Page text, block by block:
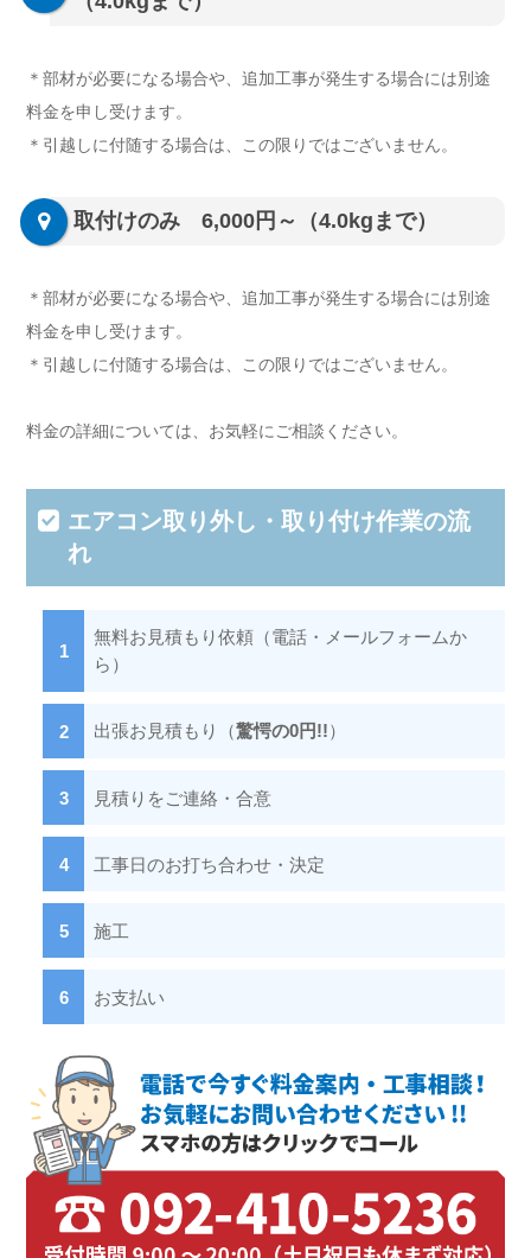
＊部材が必要になる場合や、追加工事が発生する場合には別途
料金を申し受けます。
＊引越しに付随する場合は、この限りではございません。
取付けのみ 6,000円～（4.0kgまで）
＊部材が必要になる場合や、追加工事が発生する場合には別途
料金を申し受けます。
＊引越しに付随する場合は、この限りではございません。
料金の詳細については、お気軽にご相談ください。
エアコン取り外し・取り付け作業の流
れ
無料お見積もり依頼（電話・メールフォームか
ら）
出張お見積もり（驚愕の0円!!）
見積りをご連絡・合意
工事日のお打ち合わせ・決定
施工
お支払い